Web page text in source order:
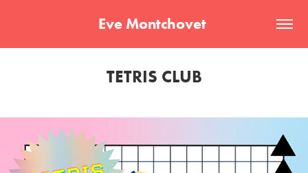
Eve Montchovet
TETRIS CLUB